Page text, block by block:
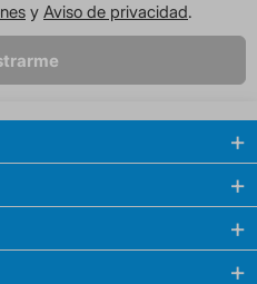
y Aviso de privacidad.